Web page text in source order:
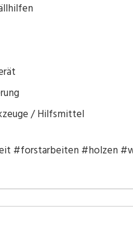
/ Hilfsmittel
#forstarbeiten #holzen